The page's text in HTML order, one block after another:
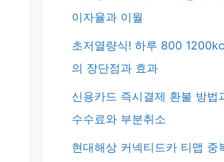
이자율과 이월
초저열량식! 하루 800
의 장단점과 효과
신용카드 즉시결제 환불 방법
수수료와 부분취소
현대해상 커넥티드카 티맵 중